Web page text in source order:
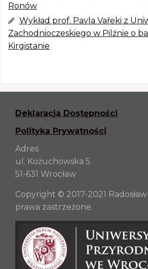
Ronów
Wykład prof. Pavla Vařeki z
Zachodnioczeskiego w Pilźnie o
Kirgistanie
Deklaracja Dostępności
Polityka Prywatności
Adres
ul. Kożuchowska 5
51-631 Wrocław
Copyright © 2017-2021
prawa zastrzeżone.